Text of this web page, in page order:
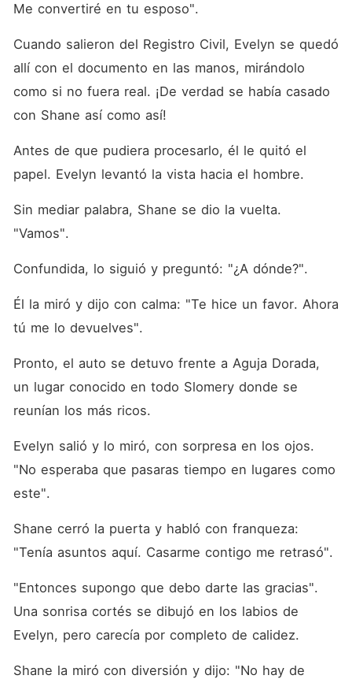
Me convertiré en tu esposo".
Cuando salieron del Registro Civil, Evelyn se quedó
allí con el documento en las manos, mirándolo
como si no fuera real. ¡De verdad se había casado
con Shane así como así!
Antes de que pudiera procesarlo, él le quitó el
papel. Evelyn levantó la vista hacia el hombre.
Sin mediar palabra, Shane se dio la vuelta.
"Vamos".
Confundida, lo siguió y preguntó: "¿A dónde?".
Él la miró y dijo con calma: "Te hice un favor. Ahora
tú me lo devuelves".
Pronto, el auto se detuvo frente a Aguja Dorada,
un lugar conocido en todo Slomery donde se
reunían los más ricos.
Evelyn salió y lo miró, con sorpresa en los ojos.
"No esperaba que pasaras tiempo en lugares como
este".
Shane cerró la puerta y habló con franqueza:
"Tenía asuntos aquí. Casarme contigo me retrasó".
"Entonces supongo que debo darte las gracias".
Una sonrisa cortés se dibujó en los labios de
Evelyn, pero carecía por completo de calidez.
Shane la miró con diversión y dijo: "No hay de